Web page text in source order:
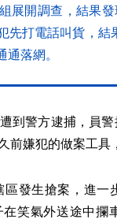
展開調查，結果
先打電話叫貨，
落網。
到警方逮捕，員
前嫌犯的做案工具
發生搶案，進
笑氣外送途中攔